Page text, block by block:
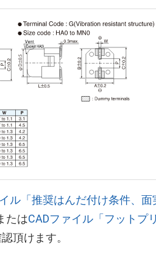
ル「推奨はんだ付け条件、面
たはCADファイル「フットプ
頂けます。